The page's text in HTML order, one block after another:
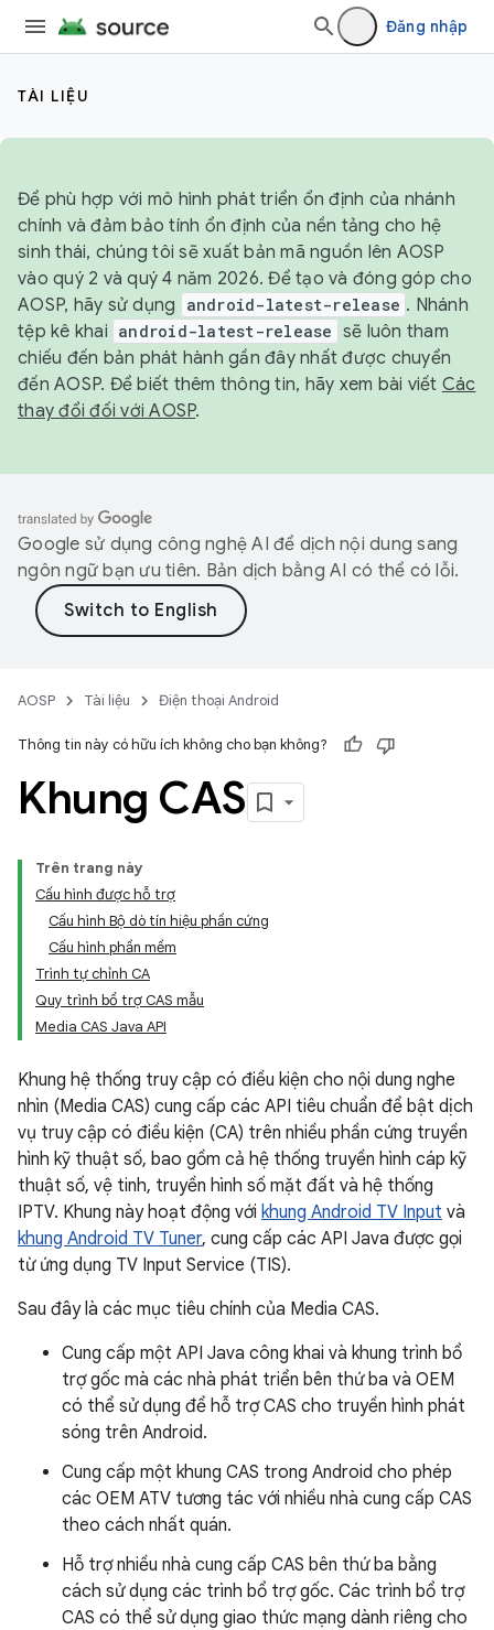
Đăng nhập
TÀI LIỆU
Để phù hợp với mô hình phát triển ổn định của nhánh
chính và đảm bảo tính ổn định của nền tảng cho hệ
sinh thái, chúng tôi sẽ xuất bản mã nguồn lên AOSP
vào quý 2 và quý 4 năm 2026. Để tạo và đóng góp cho
AOSP, hãy sử dụng
android-latest-release . Nhánh
tệp kê khai android-latest-release sẽ luôn tham
chiếu đến bản phát hành gần đây nhất được chuyển
đến AOSP. Để biết thêm thông tin, hãy xem bài viết Các
thay đổi đối với AOSP.
Google sử dụng công nghệ AI để dịch nội dung sang
ngôn ngữ bạn ưu tiên. Bản dịch bằng AI có thể có lỗi.
AOSP Tài liệu Điện thoại Android
Thông tin này có hữu ích không cho bạn không?
Khung CAS
Trên trang này
Cấu hình được hỗ trợ
Cấu hình Bộ dò tín hiệu phần cứng
Cấu hình phần mềm
Trình tự chỉnh CA
Quy trình bổ trợ CAS mẫu
Media CAS Java API
Khung hệ thống truy cập có điều kiện cho nội dung nghe
nhìn (Media CAS) cung cấp các API tiêu chuẩn để bật dịch
vụ truy cập có điều kiện (CA) trên nhiều phần cứng truyền
hình kỹ thuật số, bao gồm cả hệ thống truyền hình cáp kỹ
thuật số, vệ tinh, truyền hình số mặt đất và hệ thống
IPTV. Khung này hoạt động với khung Android TV Input và
khung Android TV Tuner, cung cấp các API Java được gọi
từ ứng dụng TV Input Service (TIS).
Sau đây là các mục tiêu chính của Media CAS.
Cung cấp một API Java công khai và khung trình bổ
trợ gốc mà các nhà phát triển bên thứ ba và OEM
có thể sử dụng để hỗ trợ CAS cho truyền hình phát
sóng trên Android.
Cung cấp một khung CAS trong Android cho phép
các OEM ATV tương tác với nhiều nhà cung cấp CAS
theo cách nhất quán.
Hỗ trợ nhiều nhà cung cấp CAS bên thứ ba bằng
cách sử dụng các trình bổ trợ gốc. Các trình bổ trợ
CAS có thể sử dụng giao thức mạng dành riêng cho